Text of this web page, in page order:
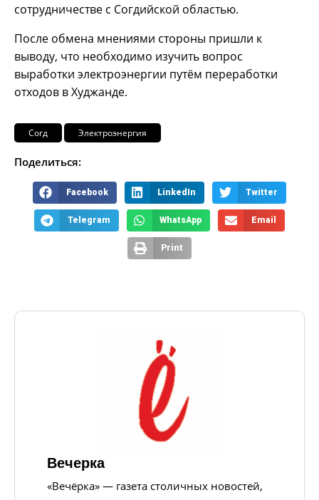
сотрудничестве с Согдийской областью.
После обмена мнениями стороны пришли к
выводу, что необходимо изучить вопрос
выработки электроэнергии путём переработки
отходов в Худжанде.
Согд Электроэнергия
Поделиться:
Facebook LinkedIn Twitter
Telegram WhatsApp Email
Print
Вечерка
«Вечёрка» — газета столичных новостей,